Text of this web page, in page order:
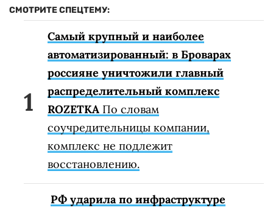
СМОТРИТЕ СПЕЦТЕМУ:
Самый крупный и наиболее
автоматизированный: в Броварах
россияне уничтожили главный
распределительный комплекс
ROZETKA По словам
соучредительницы компании,
комплекс не подлежит
восстановлению.
РФ ударила по инфраструктуре